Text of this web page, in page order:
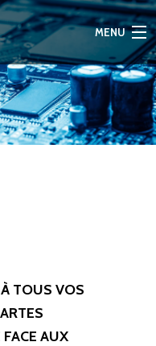
MENU
TOUS VOS
AUX